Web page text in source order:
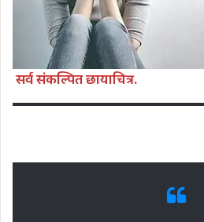
सर्व संकल्पित छायाचित्र.